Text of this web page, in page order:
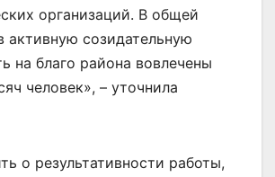
организаций. В общей
активную созидательную
на благо района вовлечены
человек», – уточнила
о результативности работы,